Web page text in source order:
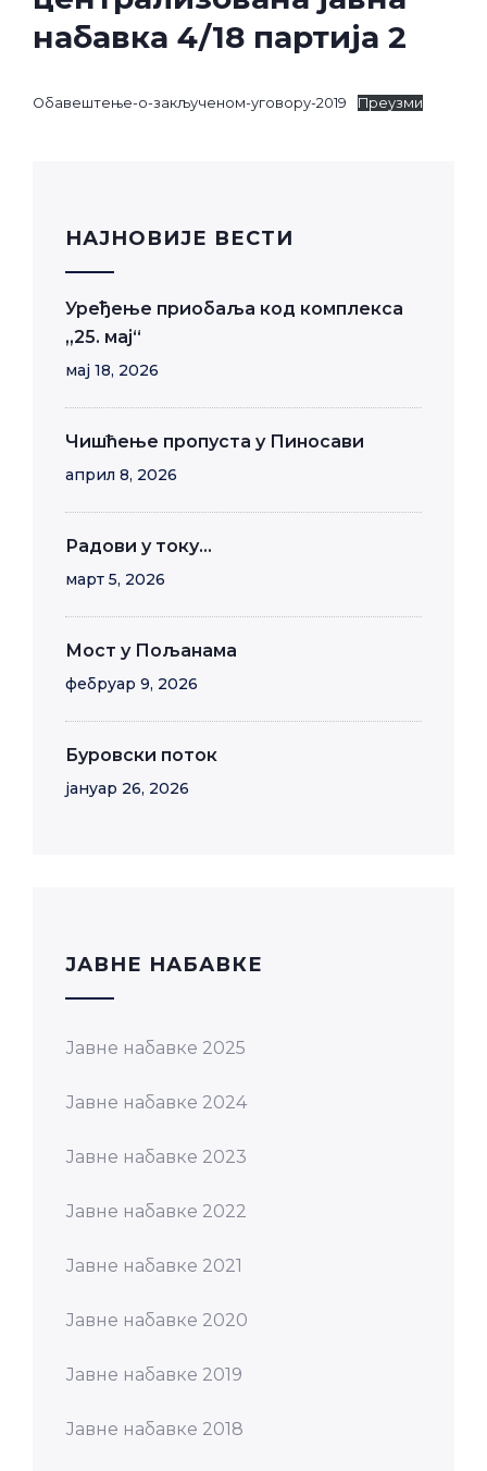
набавка 4/18 партија 2
Обавештење-о-закљученом-уговору-2019 Преузми
НАЈНОВИЈЕ ВЕСТИ
Уређење приобаља код комплекса
„25. мај“
мај 18, 2026
Чишћење пропуста у Пиносави
април 8, 2026
Радови у току…
март 5, 2026
Мост у Пољанама
фебруар 9, 2026
Буровски поток
јануар 26, 2026
JАВНЕ НАБАВКЕ
Јавне набавке 2025
Јавне набавке 2024
Јавне набавке 2023
Јавне набавке 2022
Јавне набавке 2021
Јавне набавке 2020
Јавне набавке 2019
Јавне набавке 2018